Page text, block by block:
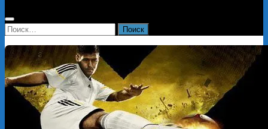
Найти: